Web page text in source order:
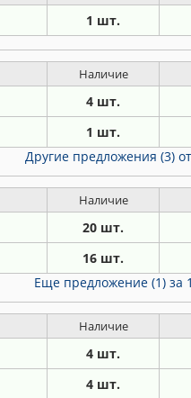
1 шт.
Наличие
4 шт.
1 шт.
Другие предложения (3)
Наличие
20 шт.
16 шт.
Еще предложение (1) за
Наличие
4 шт.
4 шт.